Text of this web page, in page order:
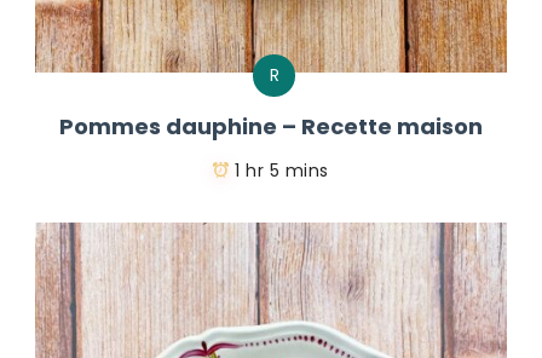
R
Pommes dauphine – Recette maison
1 hr 5 mins